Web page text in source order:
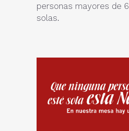
personas mayores de
solas.